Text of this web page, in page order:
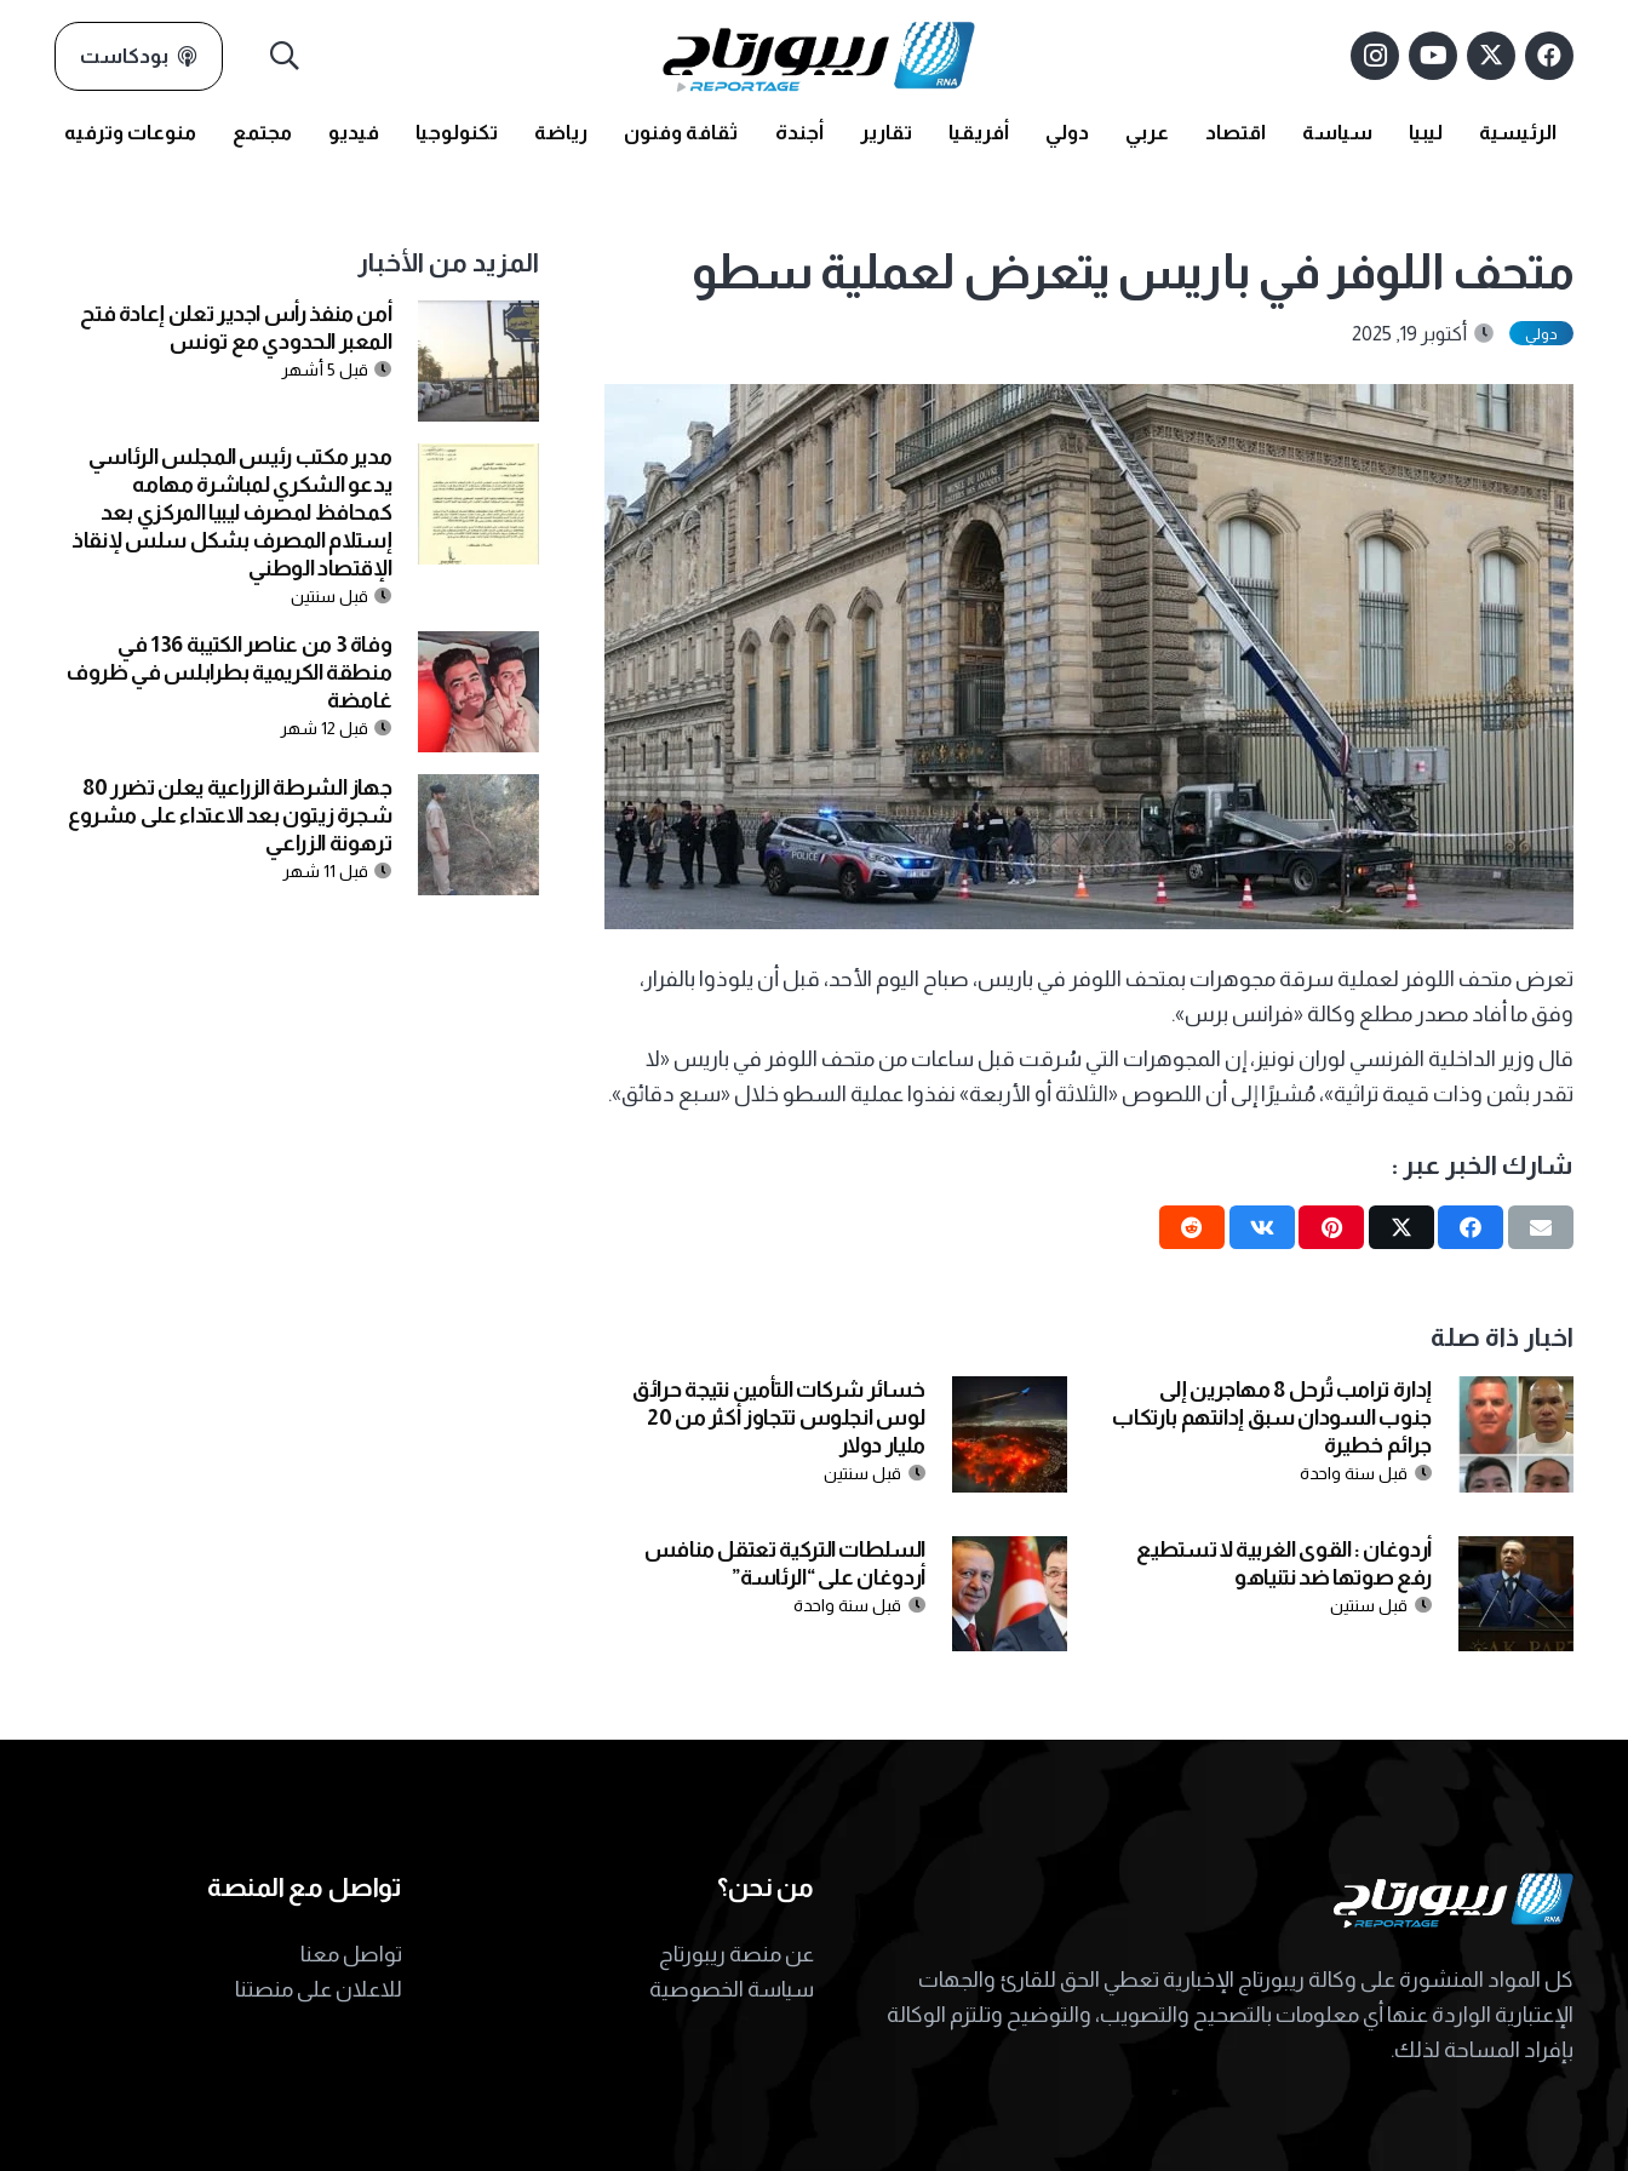
بودكاست
الرئيسية ليبيا سياسة اقتصاد عربي دولي أفريقيا تقارير أجندة ثقافة وفنون رياضة تكنولوجيا فيديو مجتمع منوعات وترفيه
متحف اللوفر في باريس يتعرض لعملية سطو
دولي أكتوبر 19, 2025
تعرض متحف اللوفر لعملية سرقة مجوهرات بمتحف اللوفر في باريس، صباح اليوم الأحد، قبل أن يلوذوا بالفرار،
وفق ما أفاد مصدر مطلع وكالة «فرانس برس».
قال وزير الداخلية الفرنسي لوران نونيز، إن المجوهرات التي سُرقت قبل ساعات من متحف اللوفر في باريس «لا
تقدر بثمن وذات قيمة تراثية»، مُشيرًا إلى أن اللصوص «الثلاثة أو الأربعة» نفذوا عملية السطو خلال «سبع دقائق».
شارك الخبر عبر :
اخبار ذاة صلة
إدارة ترامب تُرحل 8 مهاجرين إلى
جنوب السودان سبق إدانتهم بارتكاب
جرائم خطيرة
قبل سنة واحدة
خسائر شركات التأمين نتيجة حرائق
لوس انجلوس تتجاوز أكثر من 20
مليار دولار
قبل سنتين
أردوغان : القوى الغربية لا تستطيع
رفع صوتها ضد نتنياهو
قبل سنتين
السلطات التركية تعتقل منافس
أردوغان على “الرئاسة”
قبل سنة واحدة
المزيد من الأخبار
أمن منفذ رأس اجدير تعلن إعادة فتح
المعبر الحدودي مع تونس
قبل 5 أشهر
مدير مكتب رئيس المجلس الرئاسي
يدعو الشكري لمباشرة مهامه
كمحافظ لمصرف ليبيا المركزي بعد
إستلام المصرف بشكل سلس لإنقاذ
الإقتصاد الوطني
قبل سنتين
وفاة 3 من عناصر الكتيبة 136 في
منطقة الكريمية بطرابلس في ظروف
غامضة
قبل 12 شهر
جهاز الشرطة الزراعية يعلن تضرر 80
شجرة زيتون بعد الاعتداء على مشروع
ترهونة الزراعي
قبل 11 شهر
كل المواد المنشورة على وكالة ريبورتاج الإخبارية تعطي الحق للقارئ والجهات
الإعتبارية الواردة عنها أي معلومات بالتصحيح والتصويب، والتوضيح وتلتزم الوكالة
بإفراد المساحة لذلك.
من نحن؟
عن منصة ريبورتاج
سياسة الخصوصية
تواصل مع المنصة
تواصل معنا
للاعلان على منصتنا